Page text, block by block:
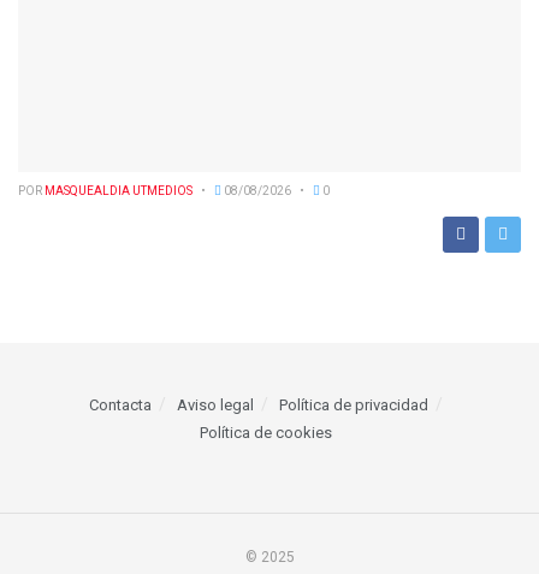
POR MASQUEALDIA UTMEDIOS 08/08/2026 0
Contacta Aviso legal
Política de privacidad
Política de cookies
© 2025